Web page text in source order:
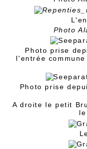
Photo
Photo prise
l'entrée
Photo prise
A droite le petit